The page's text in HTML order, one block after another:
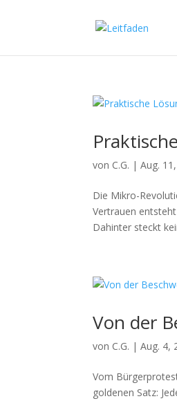
von C.G. |Aug.
Die Mikro-
Vertrauen
Dahinter steckt
Von der
von C.G. |Aug. 4,
Vom
goldenen Satz: